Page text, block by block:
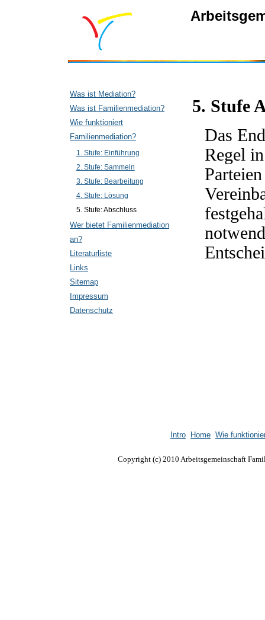
Was ist Mediation?
Was ist Familienmediation?
Wie funktioniert
Familienmediation?
1. Stufe: Einführung
2. Stufe: Sammeln
3. Stufe: Bearbeitung
4. Stufe: Lösung
5. Stufe: Abschluss
Wer bietet Familienmediation
an?
Literaturliste
Links
Sitemap
Impressum
Datenschutz
5. Stufe
Das
Regel
Intro Home Wie
Copyright (c) 2010 Arbeitsgemeinschaft